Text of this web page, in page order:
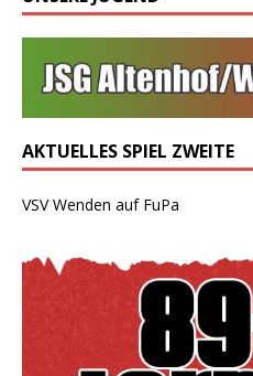
AKTUELLES SPIEL ZWEITE
VSV Wenden auf FuPa